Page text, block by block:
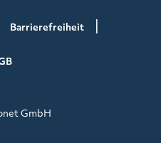
Barrierefreiheit
GmbH